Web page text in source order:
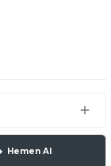
Hemen Al